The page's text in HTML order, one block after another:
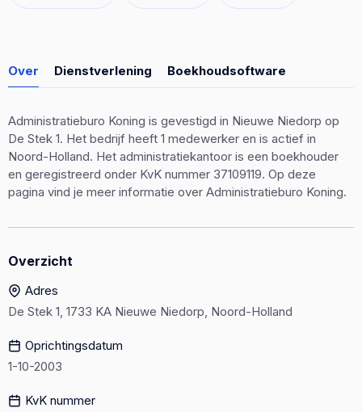
Over Dienstverlening Boekhoudsoftware
Administratieburo Koning is gevestigd in Nieuwe Niedorp op
De Stek 1. Het bedrijf heeft 1 medewerker en is actief in
Noord-Holland. Het administratiekantoor is een boekhouder
en geregistreerd onder KvK nummer 37109119. Op deze
pagina vind je meer informatie over Administratieburo Koning.
Overzicht
Adres
De Stek 1, 1733 KA Nieuwe Niedorp, Noord-Holland
Oprichtingsdatum
1-10-2003
KvK nummer